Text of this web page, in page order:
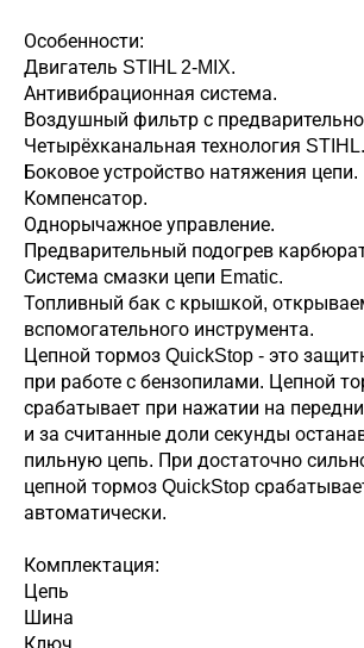
Особенности:
Двигатель STIHL 2-MIX.
Антивибрационная система.
Воздушный фильтр с
Четырёхканальная технология STIHL.
Боковое устройство натяжения цепи.
Компенсатор.
Однорычажное управление.
Предварительный подогрев
Система смазки цепи Ematic.
Топливный бак с крышкой,
вспомогательного инструмента.
Цепной тормоз QuickStop - это
при работе с бензопилами. Цепной
срабатывает при нажатии на
и за считанные доли секунды
пильную цепь. При достаточно
цепной тормоз QuickStop
автоматически.
Комплектация:
Цепь
Шина
Ключ